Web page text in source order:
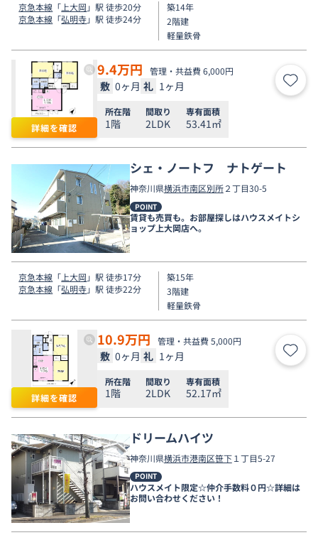
京急本線 「 上大岡 」駅 徒歩20分
京急本線 「弘明寺」駅 徒歩24分
築14年
2階建
軽量鉄骨
詳細を確認
9.4万円 管理・共益費 6,000円
敷 0ヶ月 礼 1ヶ月 お気
所在階
1階
間取り
2LDK
専有面積
53.41㎡
シェ・ノートフ ナトゲート
神奈川県横浜市南区別所２丁目30-5
POINT
賃貸も売買も。お部屋探しはハウスメイトシ
ョップ上大岡店へ。
京急本線 「 上大岡 」駅 徒歩17分
京急本線 「弘明寺」駅 徒歩22分
築15年
3階建
軽量鉄骨
詳細を確認
10.9万円 管理・共益費 5,000円
敷 0ヶ月 礼 1ヶ月 お気
所在階
1階
間取り
2LDK
専有面積
52.17㎡
ドリームハイツ
神奈川県横浜市港南区笹下１丁目5-27
POINT
ハウスメイト限定☆仲介手数料０円☆詳細は
お問い合わせください！